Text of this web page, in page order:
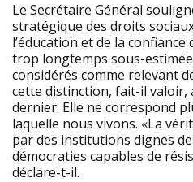
Le Secrétaire Général
stratégique des droits
l’éducation et de la
trop longtemps sous-
considérés comme relevant
cette distinction, fait-il valoir,
dernier. Elle ne correspond
laquelle nous vivons. «La
par des institutions dignes
démocraties capables de
déclare-t-il.